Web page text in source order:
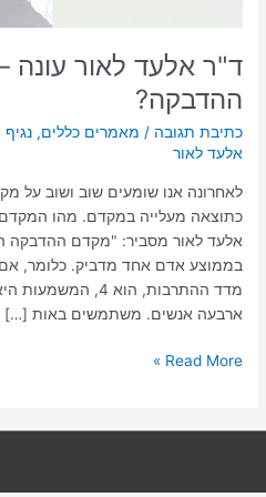
ד"ר אלעד לאור עונה
ההדבקה?
כתיבת תגובה / מאמרים כללים,נגיף
אלעד לאור
לאחרונה אנו שומעים שוב ושוב על
כתוצאה מעלייה במקדם. מהו
אלעד לאור מסביר: "מקדם ההדבקה
בממוצע אדם אחד מדביק. כלומר,
מדד ההתרבות, הוא
ארבעה אנשים. משתמשים באות […]
Read More »